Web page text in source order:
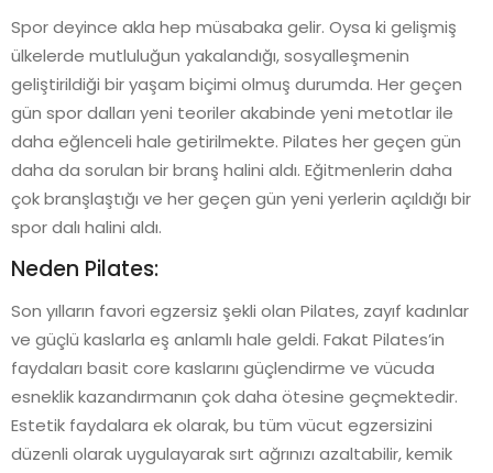
Spor deyince akla hep müsabaka gelir. Oysa ki gelişmiş
ülkelerde mutluluğun yakalandığı, sosyalleşmenin
geliştirildiği bir yaşam biçimi olmuş durumda. Her geçen
gün spor dalları yeni teoriler akabinde yeni metotlar ile
daha eğlenceli hale getirilmekte. Pilates her geçen gün
daha da sorulan bir branş halini aldı. Eğitmenlerin daha
çok branşlaştığı ve her geçen gün yeni yerlerin açıldığı bir
spor dalı halini aldı.
Neden Pilates:
Son yılların favori egzersiz şekli olan Pilates, zayıf kadınlar
ve güçlü kaslarla eş anlamlı hale geldi. Fakat Pilates’in
faydaları basit core kaslarını güçlendirme ve vücuda
esneklik kazandırmanın çok daha ötesine geçmektedir.
Estetik faydalara ek olarak, bu tüm vücut egzersizini
düzenli olarak uygulayarak sırt ağrınızı azaltabilir, kemik